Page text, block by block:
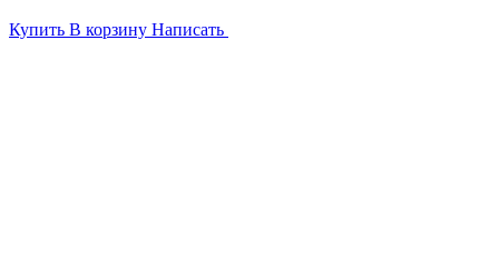
Купить В корзину Написать